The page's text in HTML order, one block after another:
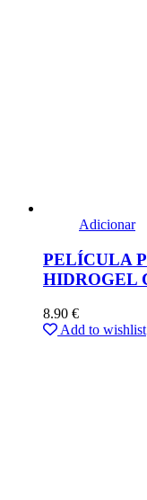
Adicionar
PELÍCULA
HIDROGEL
8.90 €
Add to wishlist